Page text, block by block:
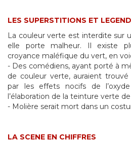
LES SUPERSTITIONS ET
La couleur verte est interdite sur
elle porte malheur. Il existe
croyance maléfique du vert, en
- Des comédiens, ayant porté à
de couleur verte, auraient trouvé
par les effets nocifs de
l’élaboration de la teinture verte de
- Molière serait mort dans un
LA SCENE EN CHIFFRES